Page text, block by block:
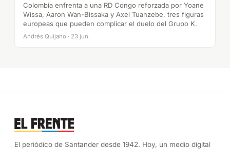
Colombia enfrenta a una RD Congo reforzada por Yoane
Wissa, Aaron Wan-Bissaka y Axel Tuanzebe, tres figuras
europeas que pueden complicar el duelo del Grupo K.
Andrés Quijano · 23 jun.
El periódico de Santander desde 1942. Hoy, un medio digital